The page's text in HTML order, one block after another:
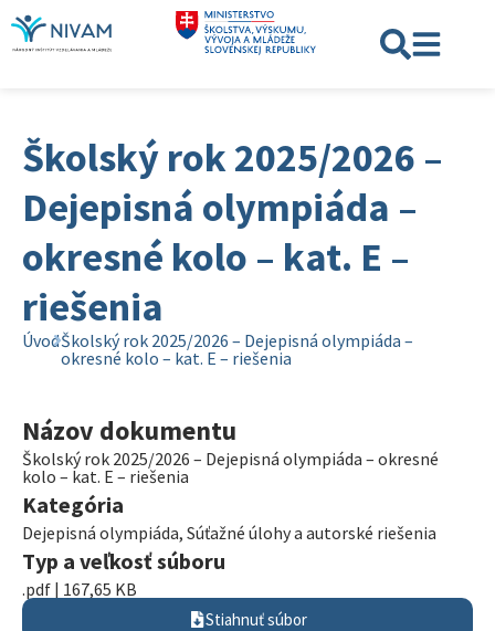
Školský rok 2025/2026 –
Dejepisná olympiáda –
okresné kolo – kat. E –
riešenia
ÚvodŠkolský rok 2025/2026 – Dejepisná olympiáda –
okresné kolo – kat. E – riešenia
Názov dokumentu
Školský rok 2025/2026 – Dejepisná olympiáda – okresné
kolo – kat. E – riešenia
Kategória
Dejepisná olympiáda, Súťažné úlohy a autorské riešenia
Typ a veľkosť súboru
.pdf | 167,65 KB
Stiahnuť súbor